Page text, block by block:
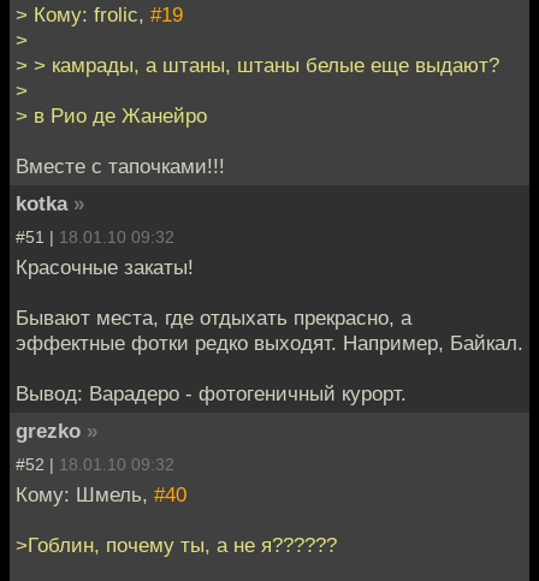
> Кому: frolic, #19
>
> > камрады, а штаны, штаны белые еще выдают?
>
> в Рио де Жанейро
Вместе с тапочками!!!
kotka »
#51 | 18.01.10 09:32
Красочные закаты!
Бывают места, где отдыхать прекрасно, а
эффектные фотки редко выходят. Например, Байкал.
Вывод: Варадеро - фотогеничный курорт.
grezko »
#52 | 18.01.10 09:32
Кому: Шмель, #40
>Гоблин, почему ты, а не я??????